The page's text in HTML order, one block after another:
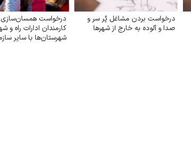
درخواست بردن مشاغل پُر سر و
صدا و آلوده به خارج از شهرها
درخواست
کارمندان ادارات راه و
شهرستان‌ها با سایر